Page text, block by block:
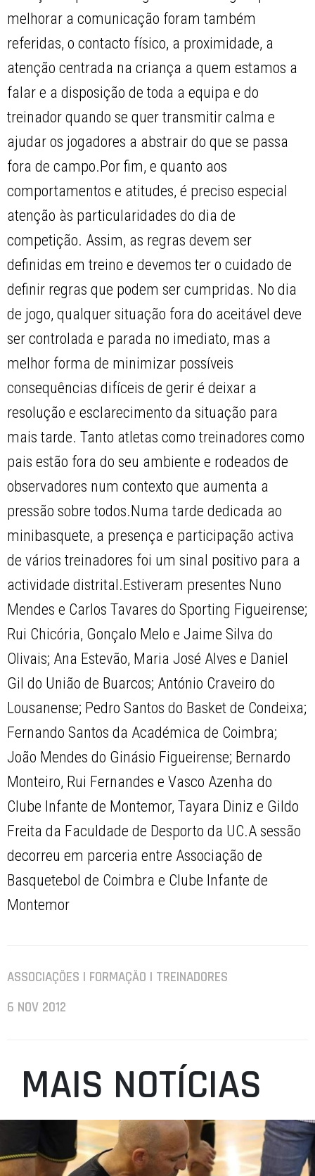
melhorar a comunicação foram também
referidas, o contacto físico, a proximidade, a
atenção centrada na criança a quem estamos a
falar e a disposição de toda a equipa e do
treinador quando se quer transmitir calma e
ajudar os jogadores a abstrair do que se passa
fora de campo.Por fim, e quanto aos
comportamentos e atitudes, é preciso especial
atenção às particularidades do dia de
competição. Assim, as regras devem ser
definidas em treino e devemos ter o cuidado de
definir regras que podem ser cumpridas. No dia
de jogo, qualquer situação fora do aceitável deve
ser controlada e parada no imediato, mas a
melhor forma de minimizar possíveis
consequências difíceis de gerir é deixar a
resolução e esclarecimento da situação para
mais tarde. Tanto atletas como treinadores como
pais estão fora do seu ambiente e rodeados de
observadores num contexto que aumenta a
pressão sobre todos.Numa tarde dedicada ao
minibasquete, a presença e participação activa
de vários treinadores foi um sinal positivo para a
actividade distrital.Estiveram presentes Nuno
Mendes e Carlos Tavares do Sporting Figueirense;
Rui Chicória, Gonçalo Melo e Jaime Silva do
Olivais; Ana Estevão, Maria José Alves e Daniel
Gil do União de Buarcos; António Craveiro do
Lousanense; Pedro Santos do Basket de Condeixa;
Fernando Santos da Académica de Coimbra;
João Mendes do Ginásio Figueirense; Bernardo
Monteiro, Rui Fernandes e Vasco Azenha do
Clube Infante de Montemor, Tayara Diniz e Gildo
Freita da Faculdade de Desporto da UC.A sessão
decorreu em parceria entre Associação de
Basquetebol de Coimbra e Clube Infante de
Montemor
ASSOCIAÇÕES | FORMAÇÃO | TREINADORES
6 NOV 2012
MAIS NOTÍCIAS